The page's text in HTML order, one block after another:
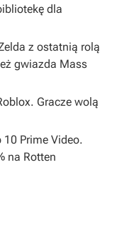
dla
z ostatnią rolą
gwiazda Mass
Gracze wolą
Prime Video.
na Rotten